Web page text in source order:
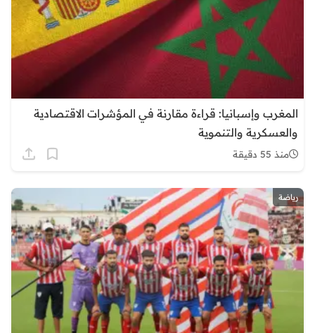
المغرب وإسبانيا: قراءة مقارنة في المؤشرات الاقتصادية
والعسكرية والتنموية
منذ 55 دقيقة
رياضة